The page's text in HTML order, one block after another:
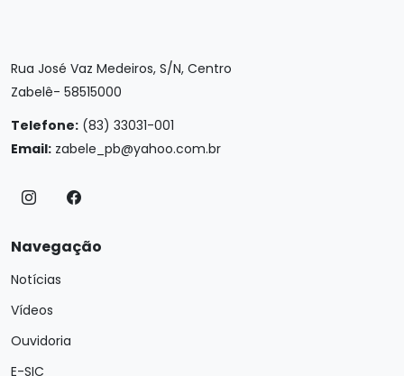
Rua José Vaz Medeiros, S/N, Centro
Zabelê- 58515000
Telefone: (83) 33031-001
Email: zabele_pb@yahoo.com.br
Navegação
Notícias
Vídeos
Ouvidoria
E-SIC